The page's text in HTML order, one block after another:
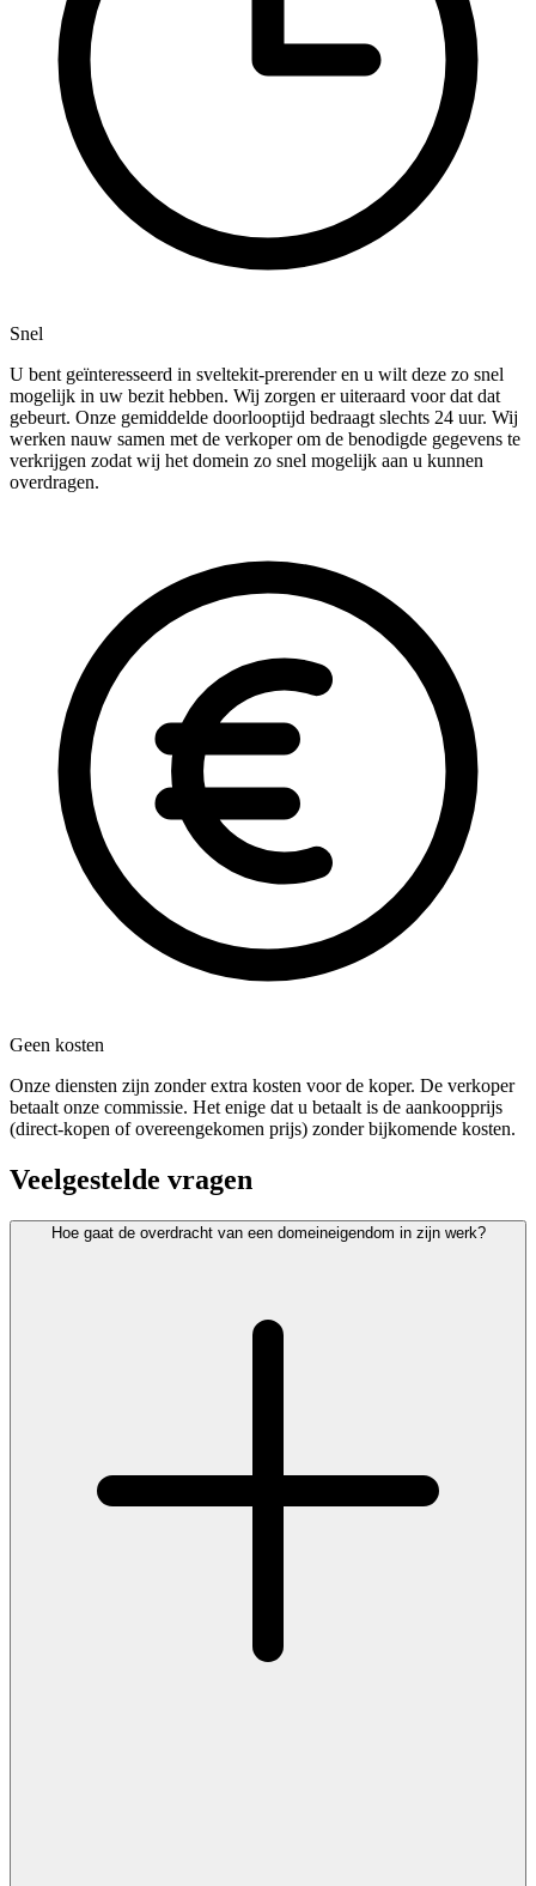
Snel
U bent geïnteresseerd in sveltekit-prerender en u wilt deze zo snel
mogelijk in uw bezit hebben. Wij zorgen er uiteraard voor dat dat
gebeurt. Onze gemiddelde doorlooptijd bedraagt slechts 24 uur. Wij
werken nauw samen met de verkoper om de benodigde gegevens te
verkrijgen zodat wij het domein zo snel mogelijk aan u kunnen
overdragen.
Geen kosten
Onze diensten zijn zonder extra kosten voor de koper. De verkoper
betaalt onze commissie. Het enige dat u betaalt is de aankoopprijs
(direct-kopen of overeengekomen prijs) zonder bijkomende kosten.
Veelgestelde vragen
Hoe gaat de overdracht van een domeineigendom in zijn werk?